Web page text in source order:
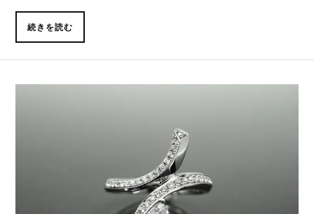
続きを読む